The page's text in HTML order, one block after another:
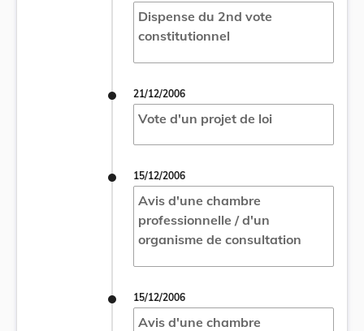
Dispense du 2nd vote
constitutionnel
21/12/2006
Vote d'un projet de loi
15/12/2006
Avis d'une chambre
professionnelle / d'un
organisme de consultation
15/12/2006
Avis d'une chambre